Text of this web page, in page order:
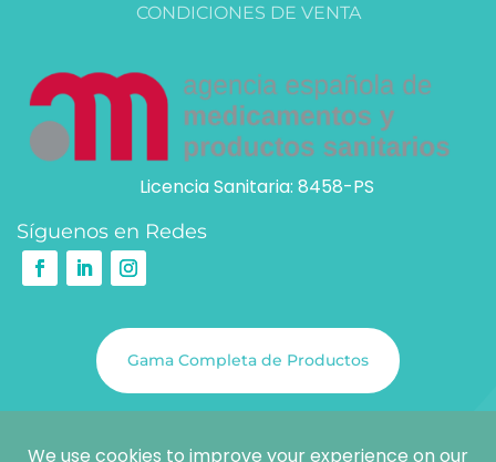
CONDICIONES DE VENTA
Licencia Sanitaria: 8458-PS
Síguenos en Redes
Gama Completa de Productos
@COPYRIGHT 2026SCIENCE & SOLUTIONS S.L.